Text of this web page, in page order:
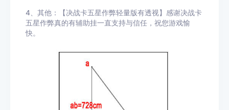
4、其他：【决战卡五星作弊轻量版有透视】感谢决战卡
五星作弊真的有辅助挂一直支持与信任，祝您游戏愉
快。